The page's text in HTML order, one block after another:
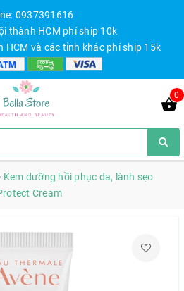
0937391616
thành HCM phí ship 10k
HCM và các tỉnh khác phí ship 15k
0
Kem dưỡng hồi phục da, lành sẹo
Cream